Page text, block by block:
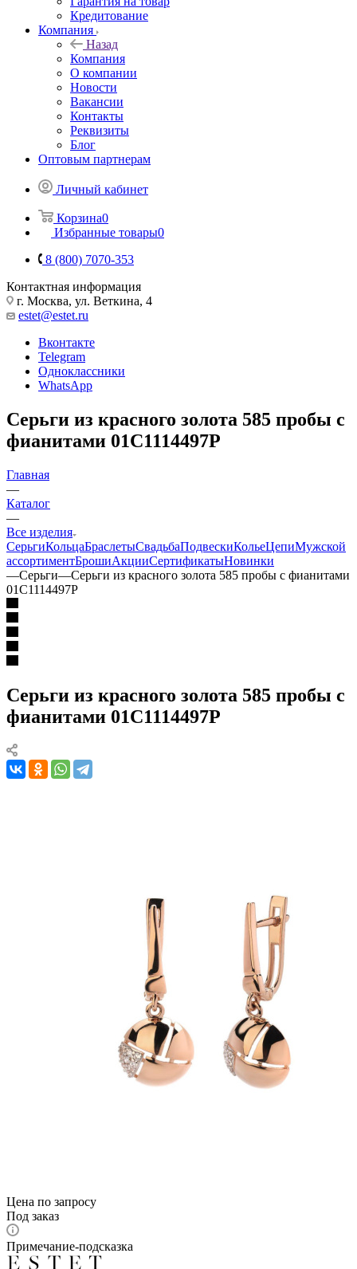
Кредитование
Компания
Назад
Компания
О компании
Новости
Вакансии
Контакты
Реквизиты
Блог
Оптовым партнерам
Личный кабинет
Корзина0
Избранные товары0
8 (800) 7070-353
Контактная информация
г. Москва, ул. Веткина, 4
estet@estet.ru
Вконтакте
Telegram
Одноклассники
WhatsApp
Серьги из красного золота 585 пробы с
фианитами 01С1114497Р
Главная
—
Каталог
—
Все изделия
СерьгиКольцаБраслетыСвадьбаПодвескиКольеЦепиМужской
ассортиментБрошиАкцииСертификатыНовинки
—Серьги—Серьги из красного золота 585 пробы с фианитами
01С1114497Р
Серьги из красного золота 585 пробы с
фианитами 01С1114497Р
Цена по запросу
Под заказ
Примечание-подсказка